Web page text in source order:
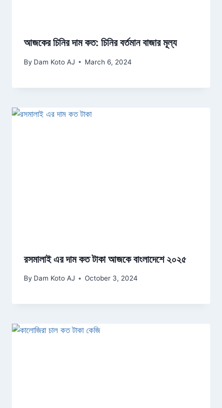
আজকের চিনির দাম কত: চিনির বর্তমান বাজার মূল্য
By Dam Koto AJ March 6, 2024
রসমালাই এর দাম কত টাকা আজকে বাংলাদেশে ২০২৫
By Dam Koto AJ October 3, 2024